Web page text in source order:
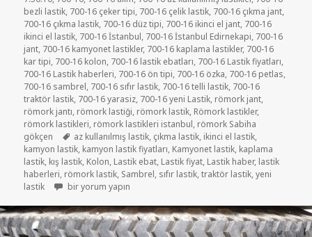
bezli lastik, 700-16 çeker tipi, 700-16 çelik lastik, 700-16 çıkma jant,
700-16 çıkma lastik, 700-16 düz tipi, 700-16 ikinci el jant, 700-16
ikinci el lastik, 700-16 İstanbul, 700-16 İstanbul Edirnekapi, 700-16
jant, 700-16 kamyonet lastikler, 700-16 kaplama lastikler, 700-16
kar tipi, 700-16 kolon, 700-16 lastik ebatları, 700-16 Lastik fiyatları,
700-16 Lastik haberleri, 700-16 ön tipi, 700-16 özka, 700-16 petlas,
700-16 sambrel, 700-16 sıfır lastik, 700-16 telli lastik, 700-16
traktör lastik, 700-16 yarasiz, 700-16 yeni Lastik, römork jant,
römork jantı, römork lastiği, römork lastik, Römork lastikler,
römork lastikleri, römork lastikleri istanbul, römork Sabiha
gökçen
Etiketler
az kullanılmış lastik, çıkma lastik, ikinci el lastik,
kamyon lastik, kamyon lastik fiyatları, Kamyonet lastik, kaplama
lastik, kış lastik, Kolon, Lastik ebat, Lastik fiyat, Lastik haber, lastik
haberleri, römork lastik, Sambrel, sıfır lastik,traktör lastik,yeni
lastik
7.50-16 RÖMORK VE KAMYONET LASTİKLERİ için
bir yorum yapın